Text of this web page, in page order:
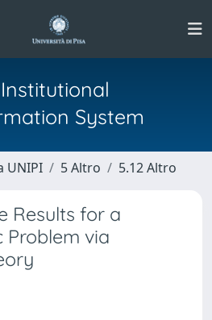
Institutional
System
UNIPI 5 Altro 5.12 Altro
Results for a
Problem via